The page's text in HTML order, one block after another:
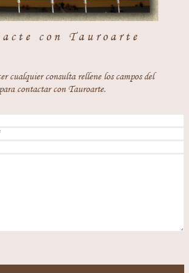
con Tauroarte
cualquier consulta rellene los campos del
contactar con Tauroarte.